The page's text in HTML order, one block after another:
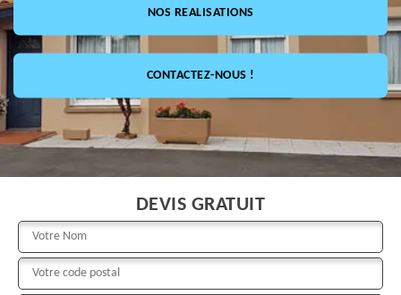
NOS REALISATIONS
CONTACTEZ-NOUS !
DEVIS GRATUIT